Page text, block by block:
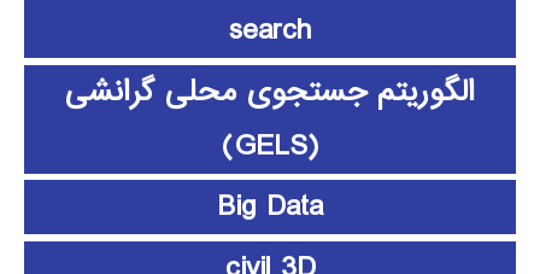
search
الگوریتم جستجوی محلی گرانشی
(GELS)
Big Data